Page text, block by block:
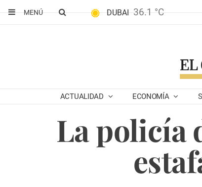
MENÚ
DUBAI 36.1 °C
ACTUALIDAD ECONOMÍA
La policía